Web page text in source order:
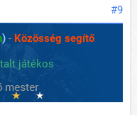
#9
) - Közösség segítő
játékos